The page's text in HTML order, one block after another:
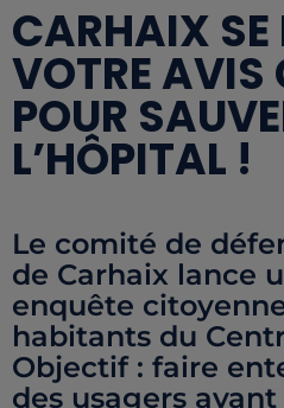
CARHAIX SE
VOTRE AVIS
POUR
L’HÔPITAL !
Le comité de
de Carhaix lance
enquête
habitants du
Objectif : faire
des usagers